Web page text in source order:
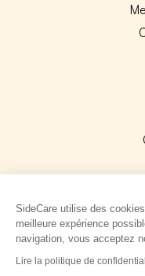
© 2026
SideCare utilise des
meilleure expérience
navigation, vous acceptez
Lire la politique de